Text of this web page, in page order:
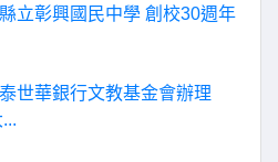
立彰興國民中學 創校30週年
世華銀行文教基金會辦理